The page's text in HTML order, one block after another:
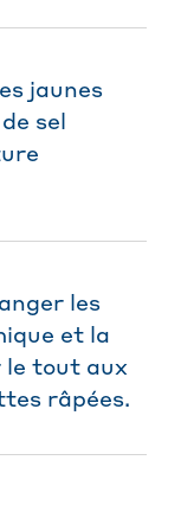
jaunes
sel
les
et la
le tout aux
râpées.